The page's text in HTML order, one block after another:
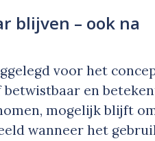
blijven – ook na
voor het
en
mogelijk blijft
wanneer het